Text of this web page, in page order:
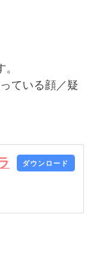
ている顔／疑
ダウンロード